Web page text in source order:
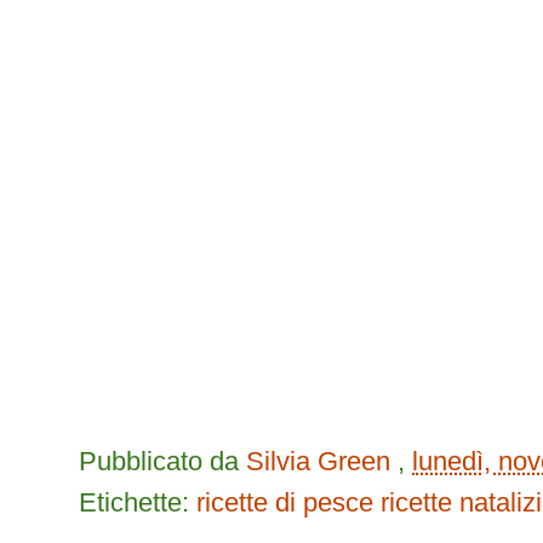
Pubblicato da Silvia Green , lunedì,
Etichette: ricette di pesce ricette